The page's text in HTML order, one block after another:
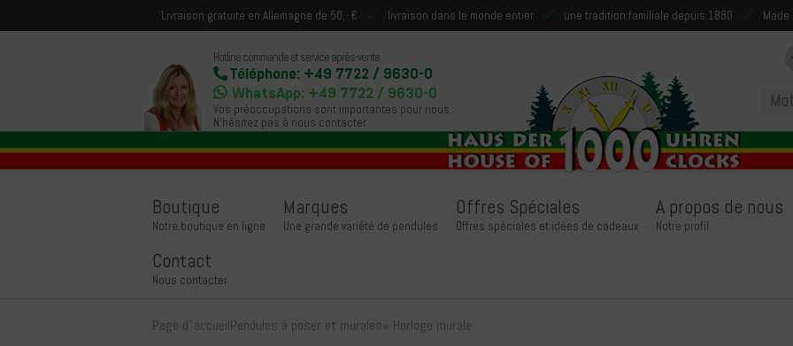
Livraison gratuite en Allemagne de 50,- € livraison dans le monde entier une tradition familiale depuis 1880 Made
Hotline commande et service après-vente
Téléphone: +49 7722 / 9630-0
WhatsApp: +49 7722 / 9630-0
Vos préoccupations sont importantes pour nous.
N'hésitez pas à nous contacter.
Boutique
Notre boutique en ligne
Marques
Une grande variété de pendules
Offres Spéciales
Offres spéciales et idées de cadeaux
A propos de nous
Notre profil
Contact
Nous contacter
Page d`accueilPendules à poser et murales» Horloge murale